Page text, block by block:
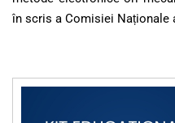
în scris a Comisiei Naționale